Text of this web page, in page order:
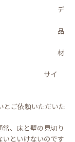
とご依頼いただいた
、床と壁の見切り
といけないのです